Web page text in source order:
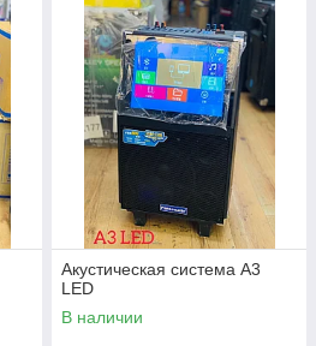
Акустическая система A3
LED
В наличии